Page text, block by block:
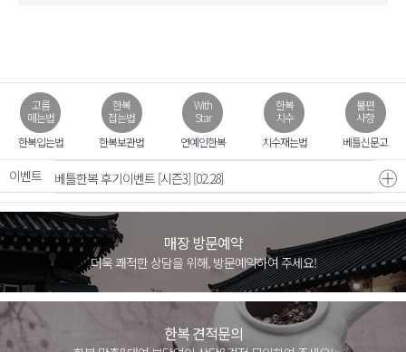
고름
매는법
한복입는법
한복
접는법
한복보관법
With
Star
연예인한복
한복
치수
치수재는법
불편
사항
베틀신문고
이벤트 베틀한복 후기이벤트 [시즌3] [02.28]
모바일 초대장 무료
매장 방문예약
더욱 쾌적한 상담을 위해, 방문예약하여 주세요!
한복 견적문의